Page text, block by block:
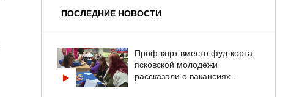
ПОСЛЕДНИЕ НОВОСТИ
Проф-корт вместо фуд-корта:
псковской молодежи
рассказали о вакансиях ...